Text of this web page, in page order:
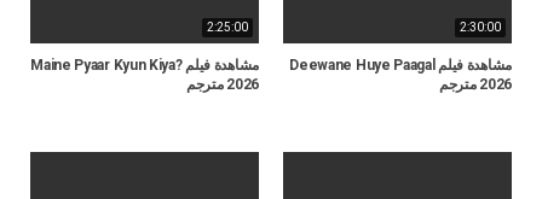
2:30:00
مشاهدة فيلم Deewane Huye Paagal
2026 مترجم
2:25:00
مشاهدة فيلم Maine Pyaar Kyun Kiya?
2026 مترجم